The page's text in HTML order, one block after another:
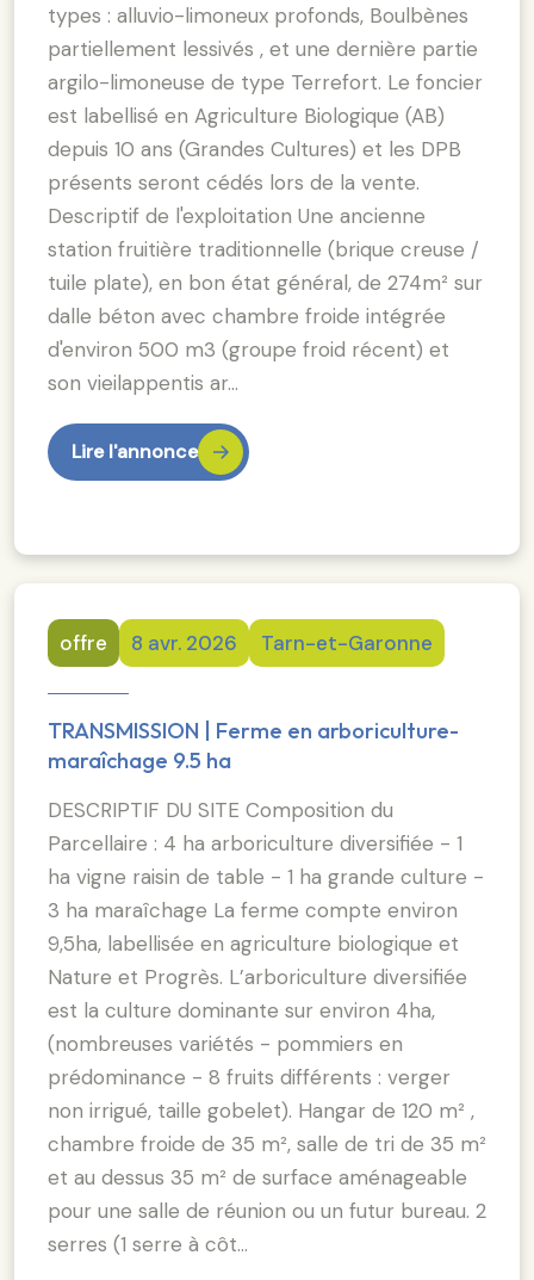
types : alluvio-limoneux profonds, Boulbènes
partiellement lessivés , et une dernière partie
argilo-limoneuse de type Terrefort. Le foncier
est labellisé en Agriculture Biologique (AB)
depuis 10 ans (Grandes Cultures) et les DPB
présents seront cédés lors de la vente.
Descriptif de l'exploitation Une ancienne
station fruitière traditionnelle (brique creuse /
tuile plate), en bon état général, de 274m² sur
dalle béton avec chambre froide intégrée
d'environ 500 m3 (groupe froid récent) et
son vieilappentis ar…
Lire l'annonce
offre 8 avr. 2026 Tarn-et-Garonne
TRANSMISSION | Ferme en arboriculture-
maraîchage 9.5 ha
DESCRIPTIF DU SITE Composition du
Parcellaire : 4 ha arboriculture diversifiée - 1
ha vigne raisin de table - 1 ha grande culture -
3 ha maraîchage La ferme compte environ
9,5ha, labellisée en agriculture biologique et
Nature et Progrès. L’arboriculture diversifiée
est la culture dominante sur environ 4ha,
(nombreuses variétés - pommiers en
prédominance - 8 fruits différents : verger
non irrigué, taille gobelet). Hangar de 120 m² ,
chambre froide de 35 m², salle de tri de 35 m²
et au dessus 35 m² de surface aménageable
pour une salle de réunion ou un futur bureau. 2
serres (1 serre à côt…